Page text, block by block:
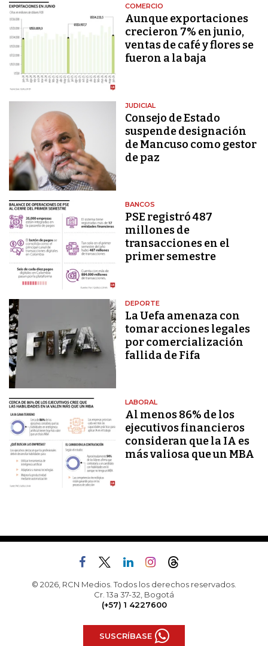
COMERCIO
Aunque exportaciones
crecieron 7% en junio,
ventas de café y flores se
fueron a la baja
JUDICIAL
Consejo de Estado
suspende designación
de Mancuso como gestor
de paz
BANCOS
PSE registró 487
millones de
transacciones en el
primer semestre
DEPORTE
La Uefa amenaza con
tomar acciones legales
por comercialización
fallida de Fifa
LABORAL
Al menos 86% de los
ejecutivos financieros
consideran que la IA es
más valiosa que un MBA
© 2026, RCN Medios. Todos los derechos reservados.
Cr. 13a 37-32, Bogotá
(+57) 1 4227600
SUSCRÍBASE